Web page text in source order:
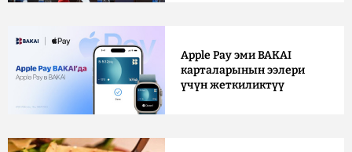
Apple Pay эми BAKAI
карталарынын ээлери
үчүн жеткиликтүү